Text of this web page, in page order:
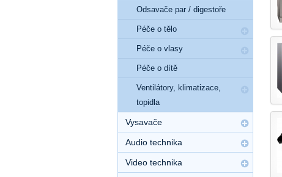
Odsavače par / digestoře
Péče o tělo
Péče o vlasy
Péče o dítě
Ventilátory, klimatizace,
topidla
Vysavače
Audio technika
Video technika